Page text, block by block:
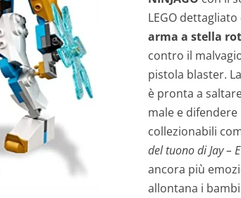
LEGO
arma a stella
contro il
pistola blaster.
è pronta a
male e difendere
collezionabili
del tuono di Jay –
ancora più
allontana i